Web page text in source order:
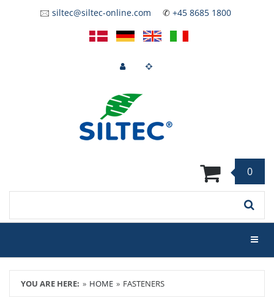
🖂 siltec@siltec-online.com ✆ +45 8685 1800
0
YOU ARE HERE: HOME FASTENERS